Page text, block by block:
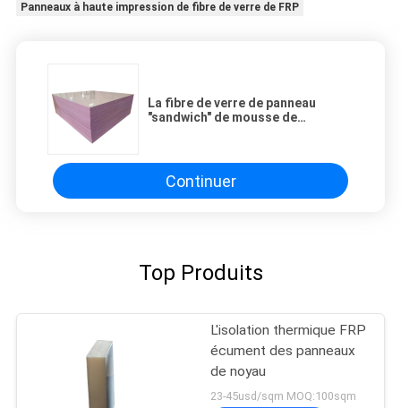
Panneaux à haute impression de fibre de verre de FRP
La fibre de verre de panneau
"sandwich" de mousse de
Continuer
Top Produits
L'isolation thermique FRP
écument des panneaux
de noyau
23-45usd/sqm MOQ:100sqm